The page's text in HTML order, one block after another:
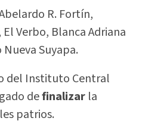
R. Fortín,
Verbo, Blanca Adriana
Suyapa.
del Instituto Central
definalizar la
patrios.